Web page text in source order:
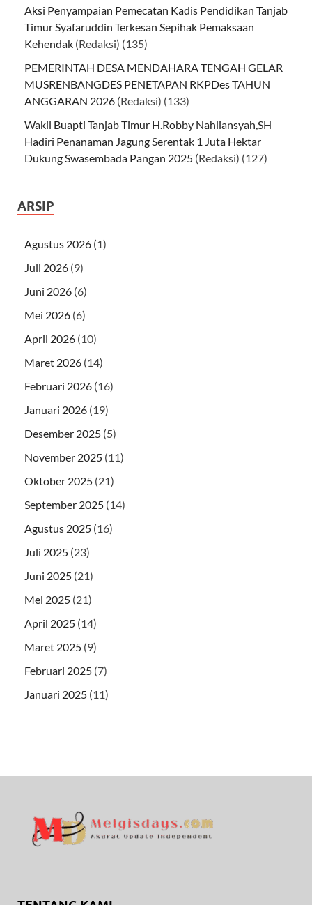
Aksi Penyampaian Pemecatan Kadis Pendidikan Tanjab
Timur Syafaruddin Terkesan Sepihak Pemaksaan
Kehendak (Redaksi) (135)
PEMERINTAH DESA MENDAHARA TENGAH GELAR
MUSRENBANGDES PENETAPAN RKPDes TAHUN
ANGGARAN 2026 (Redaksi) (133)
Wakil Buapti Tanjab Timur H.Robby Nahliansyah,SH
Hadiri Penanaman Jagung Serentak 1 Juta Hektar
Dukung Swasembada Pangan 2025 (Redaksi) (127)
ARSIP
Agustus 2026 (1)
Juli 2026 (9)
Juni 2026 (6)
Mei 2026 (6)
April 2026 (10)
Maret 2026 (14)
Februari 2026 (16)
Januari 2026 (19)
Desember 2025 (5)
November 2025 (11)
Oktober 2025 (21)
September 2025 (14)
Agustus 2025 (16)
Juli 2025 (23)
Juni 2025 (21)
Mei 2025 (21)
April 2025 (14)
Maret 2025 (9)
Februari 2025 (7)
Januari 2025 (11)